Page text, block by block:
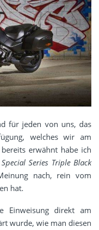
für jeden von uns, das
welches wir am
erwähnt habe ich
Series Triple Black
nach, rein vom
hat.
Einweisung direkt am
wurde, wie man diesen